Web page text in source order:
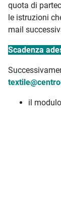
quota di
le istruzioni
mail
Scadenza
il